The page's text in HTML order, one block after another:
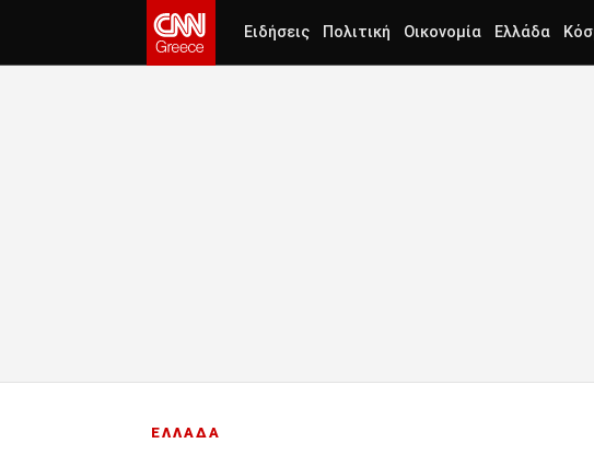
Ειδήσεις Πολιτική Οικονομία Ελλάδα
ΕΛΛΑΔΑ